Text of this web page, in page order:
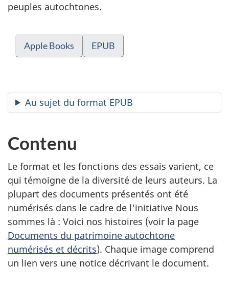
peuples autochtones.
Apple Books EPUB
Au sujet du format EPUB
Contenu
Le format et les fonctions des essais varient, ce
qui témoigne de la diversité de leurs auteurs. La
plupart des documents présentés ont été
numérisés dans le cadre de l'initiative Nous
sommes là : Voici nos histoires (voir la page
Documents du patrimoine autochtone
numérisés et décrits). Chaque image comprend
un lien vers une notice décrivant le document.